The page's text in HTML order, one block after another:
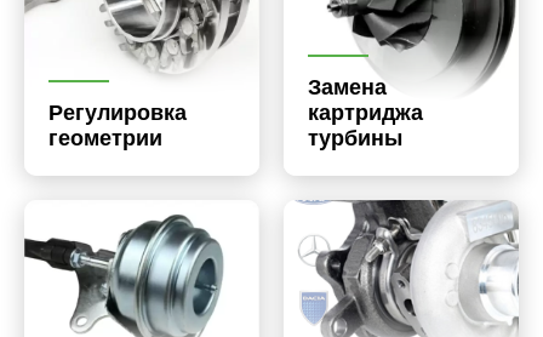
Регулировка
геометрии
Замена
картриджа
турбины